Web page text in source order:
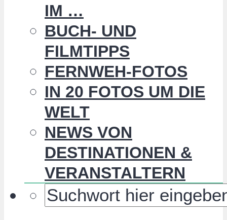
IM …
BUCH- UND
FILMTIPPS
FERNWEH-FOTOS
IN 20 FOTOS UM DIE
WELT
NEWS VON
DESTINATIONEN &
VERANSTALTERN